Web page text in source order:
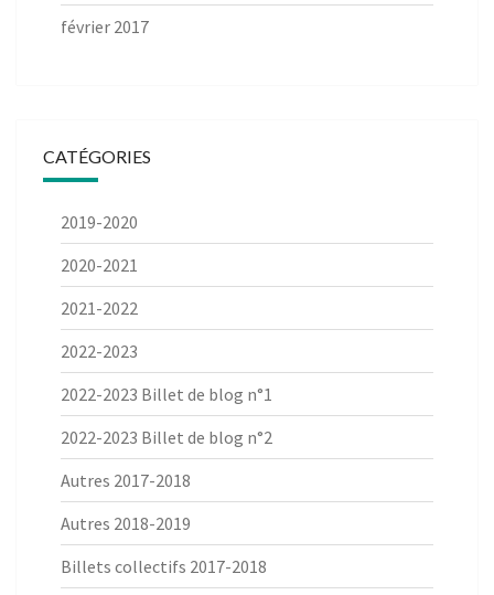
février 2017
CATÉGORIES
2019-2020
2020-2021
2021-2022
2022-2023
2022-2023 Billet de blog n°1
2022-2023 Billet de blog n°2
Autres 2017-2018
Autres 2018-2019
Billets collectifs 2017-2018